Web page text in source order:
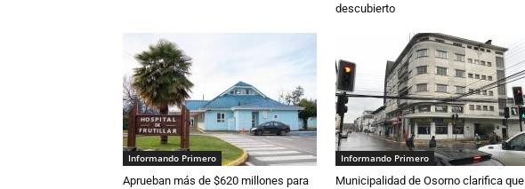
descubierto
Informando Primero
Aprueban más de $620 millones para
Informando Primero
Municipalidad de Osorno clarifica que